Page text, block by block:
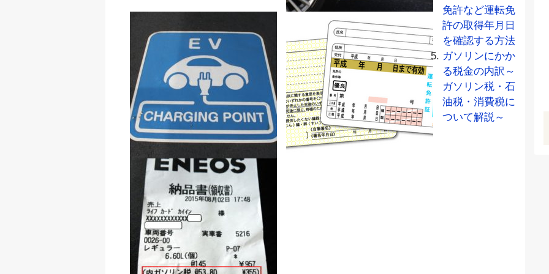
免許など運転免
許の取得年月日
を確認する方法
ガソリンにかか
る税金の内訳～
ガソリン税・石
油税・消費税に
ついて解説～